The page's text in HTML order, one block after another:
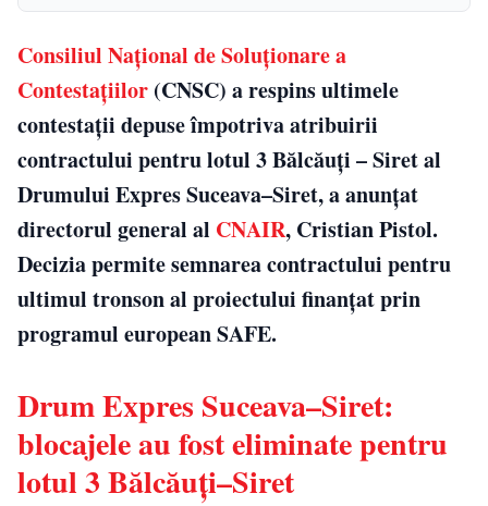
Consiliul Național de Soluționare a
Contestațiilor (CNSC) a respins ultimele
contestații depuse împotriva atribuirii
contractului pentru lotul 3 Bălcăuți – Siret al
Drumului Expres Suceava–Siret, a anunțat
directorul general al CNAIR, Cristian Pistol.
Decizia permite semnarea contractului pentru
ultimul tronson al proiectului finanțat prin
programul european SAFE.
Drum Expres Suceava–Siret:
blocajele au fost eliminate pentru
lotul 3 Bălcăuți–Siret